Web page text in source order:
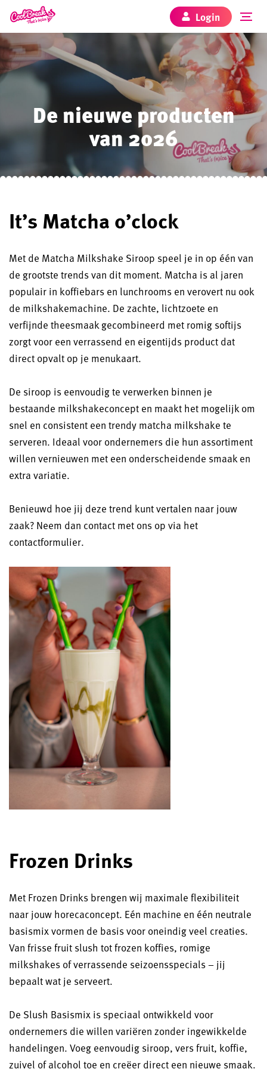
Login
De nieuwe producten
van 2026
It’s Matcha o’clock
Met de Matcha Milkshake Siroop speel je in op één van
de grootste trends van dit moment. Matcha is al jaren
populair in koffiebars en lunchrooms en verovert nu ook
de milkshakemachine. De zachte, lichtzoete en
verfijnde theesmaak gecombineerd met romig softijs
zorgt voor een verrassend en eigentijds product dat
direct opvalt op je menukaart.
De siroop is eenvoudig te verwerken binnen je
bestaande milkshakeconcept en maakt het mogelijk om
snel en consistent een trendy matcha milkshake te
serveren. Ideaal voor ondernemers die hun assortiment
willen vernieuwen met een onderscheidende smaak en
extra variatie.
Benieuwd hoe jij deze trend kunt vertalen naar jouw
zaak? Neem dan contact met ons op via het
contactformulier.
Frozen Drinks
Met Frozen Drinks brengen wij maximale flexibiliteit
naar jouw horecaconcept. Eén machine en één neutrale
basismix vormen de basis voor oneindig veel creaties.
Van frisse fruit slush tot frozen koffies, romige
milkshakes of verrassende seizoensspecials – jij
bepaalt wat je serveert.
De Slush Basismix is speciaal ontwikkeld voor
ondernemers die willen variëren zonder ingewikkelde
handelingen. Voeg eenvoudig siroop, vers fruit, koffie,
zuivel of alcohol toe en creëer direct een nieuwe smaak.